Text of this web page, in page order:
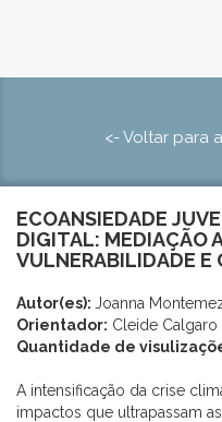
<- Voltar para
ECOANSIEDADE
DIGITAL: MEDIAÇÃO
VULNERABILIDADE E
Autor(es): Joanna
Orientador: Cleide Calgaro
Quantidade de
A intensificação da crise
impactos que ultrapassam